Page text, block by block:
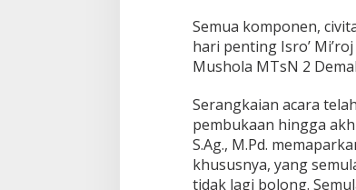
Semua komponen,
hari penting Isro’
Mushola MTsN 2
Serangkaian acara
pembukaan hingga
S.Ag., M.Pd.
khususnya, yang
tidak lagi bolong.